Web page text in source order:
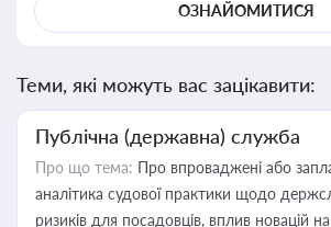
ОЗНАЙОМИТИСЯ
Теми, які можуть вас зацікавити:
Публічна (державна) служба
Про що тема: Про впроваджені або
аналітика судової практики щодо
ризиків для посадовців, вплив новацій на